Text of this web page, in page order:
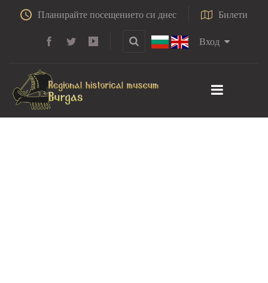
Планирайте посещението си днес Билети
Вход